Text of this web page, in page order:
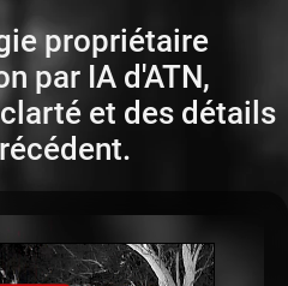
propriétaire
par IA d'ATN,
et des détails